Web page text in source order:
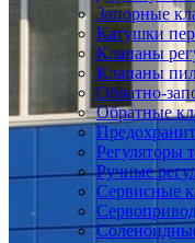
Запорные
Катушки
Клапаны
Клапаны
Обратно-
Обратные
Регуляторы
Ручные
Сервисные